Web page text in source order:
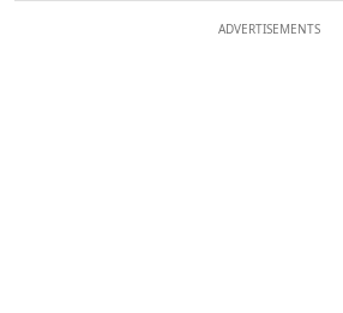
ADVERTISEMENTS